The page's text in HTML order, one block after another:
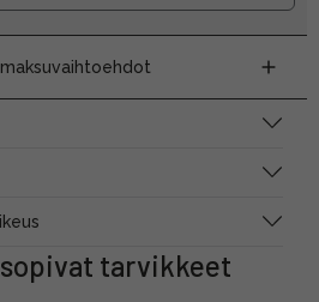
tarvikkeet